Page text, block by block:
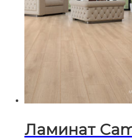
Ламинат